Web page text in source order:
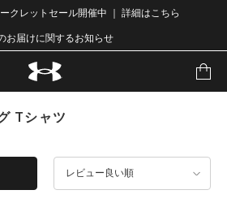
クレットセール開催中 ｜ 詳細はこちら
お届けに関するお知らせ
Tシャツ
レビュー良い順